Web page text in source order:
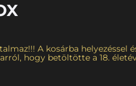
A kosárba helyezéssel
hogy betöltötte a 18.